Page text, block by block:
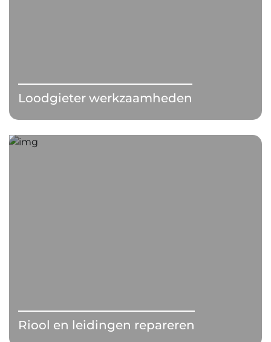
Loodgieter werkzaamheden
Riool en leidingen repareren